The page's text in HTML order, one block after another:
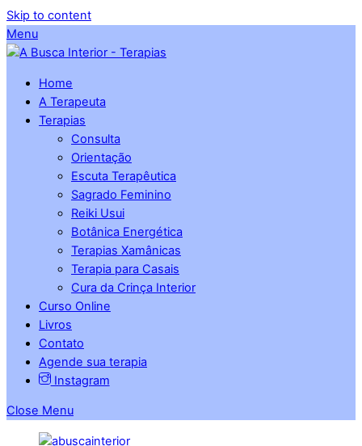
Skip to content
Menu
Home
A Terapeuta
Terapias
Consulta
Orientação
Escuta Terapêutica
Sagrado Feminino
Reiki Usui
Botânica Energética
Terapias Xamânicas
Terapia para Casais
Cura da Crinça Interior
Curso Online
Livros
Contato
Agende sua terapia
Instagram
Close Menu